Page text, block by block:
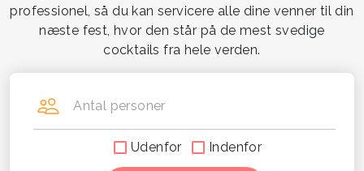
professionel, så du kan servicere alle dine venner til din
næste fest, hvor den står på de mest svedige
cocktails fra hele verden.
Antal personer
Udenfor Indenfor